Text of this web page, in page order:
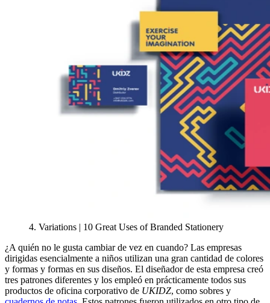
4. Variations | 10 Great Uses of Branded Stationery
¿A quién no le gusta cambiar de vez en cuando? Las empresas
dirigidas esencialmente a niños utilizan una gran cantidad de colores
y formas y formas en sus diseños. El diseñador de esta empresa creó
tres patrones diferentes y los empleó en prácticamente todos sus
productos de oficina corporativo de UKIDZ, como sobres y